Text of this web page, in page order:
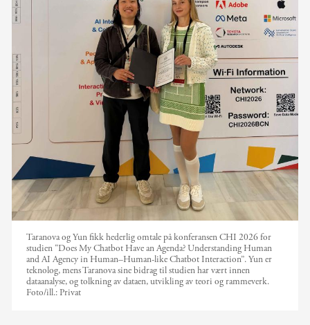
Taranova og Yun fikk hederlig omtale på konferansen CHI 2026 for
studien “Does My Chatbot Have an Agenda? Understanding Human
and AI Agency in Human–Human-like Chatbot Interaction”. Yun er
teknolog, mens Taranova sine bidrag til studien har vært innen
dataanalyse, og tolkning av dataen, utvikling av teori og rammeverk.
Foto/ill.: Privat